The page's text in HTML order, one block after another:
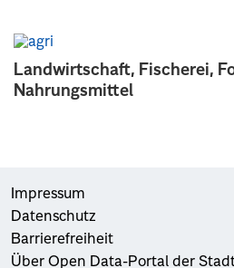
Landwirtschaft, Fischerei,
Nahrungsmittel
Impressum
Datenschutz
Barrierefreiheit
Über Open Data-Portal der